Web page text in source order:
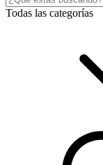
Todas las categorías